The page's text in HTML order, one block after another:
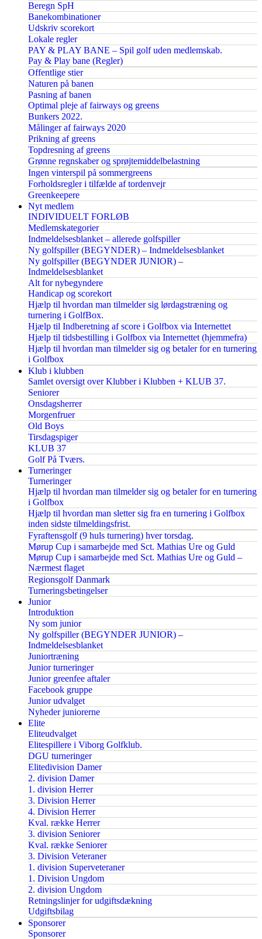
Beregn SpH
Banekombinationer
Udskriv scorekort
Lokale regler
PAY & PLAY BANE – Spil golf uden medlemskab.
Pay & Play bane (Regler)
Offentlige stier
Naturen på banen
Pasning af banen
Optimal pleje af fairways og greens
Bunkers 2022.
Målinger af fairways 2020
Prikning af greens
Topdresning af greens
Grønne regnskaber og sprøjtemiddelbelastning
Ingen vinterspil på sommergreens
Forholdsregler i tilfælde af tordenvejr
Greenkeepere
Nyt medlem
INDIVIDUELT FORLØB
Medlemskategorier
Indmeldelsesblanket – allerede golfspiller
Ny golfspiller (BEGYNDER) – Indmeldelsesblanket
Ny golfspiller (BEGYNDER JUNIOR) –
Indmeldelsesblanket
Alt for nybegyndere
Handicap og scorekort
Hjælp til hvordan man tilmelder sig lørdagstræning og
turnering i GolfBox.
Hjælp til Indberetning af score i Golfbox via Internettet
Hjælp til tidsbestilling i Golfbox via Internettet (hjemmefra)
Hjælp til hvordan man tilmelder sig og betaler for en turnering
i Golfbox
Klub i klubben
Samlet oversigt over Klubber i Klubben + KLUB 37.
Seniorer
Onsdagsherrer
Morgenfruer
Old Boys
Tirsdagspiger
KLUB 37
Golf På Tværs.
Turneringer
Turneringer
Hjælp til hvordan man tilmelder sig og betaler for en turnering
i Golfbox
Hjælp til hvordan man sletter sig fra en turnering i Golfbox
inden sidste tilmeldingsfrist.
Fyraftensgolf (9 huls turnering) hver torsdag.
Mørup Cup i samarbejde med Sct. Mathias Ure og Guld
Mørup Cup i samarbejde med Sct. Mathias Ure og Guld –
Nærmest flaget
Regionsgolf Danmark
Turneringsbetingelser
Junior
Introduktion
Ny som junior
Ny golfspiller (BEGYNDER JUNIOR) –
Indmeldelsesblanket
Juniortræning
Junior turneringer
Junior greenfee aftaler
Facebook gruppe
Junior udvalget
Nyheder juniorerne
Elite
Eliteudvalget
Elitespillere i Viborg Golfklub.
DGU turneringer
Elitedivision Damer
2. division Damer
1. division Herrer
3. Division Herrer
4. Division Herrer
Kval. række Herrer
3. division Seniorer
Kval. række Seniorer
3. Division Veteraner
1. division Superveteraner
1. Division Ungdom
2. division Ungdom
Retningslinjer for udgiftsdækning
Udgiftsbilag
Sponsorer
Sponsorer